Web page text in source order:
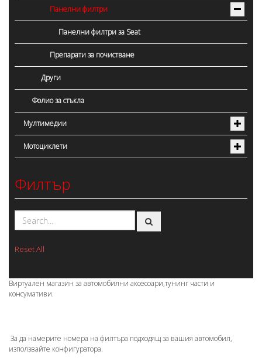
Панелни филтри
Панелни филтри за Seat
Препарати за почистване
Други
Фолио за стъкла
Мултимедии
Мотоциклети
Филтър
Reset All
Виртуален магазин за автомобилни аксесоари,тунинг части и
консумативи.
За да намерите номера на филтъра подходящ за вашия автомобил,
използвайте конфигуратора.